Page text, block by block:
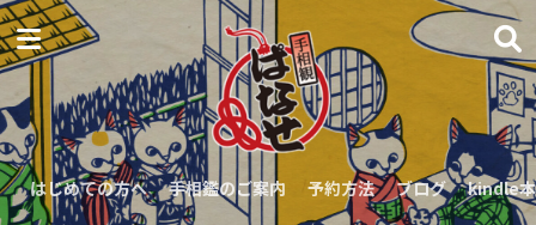
はじめての方へ 手相鑑のご案内 予約方法 ブログ kindle本